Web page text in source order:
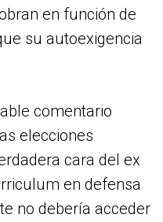
en función de
su autoexigencia
comentario
elecciones
cara del ex
en defensa
no debería acceder